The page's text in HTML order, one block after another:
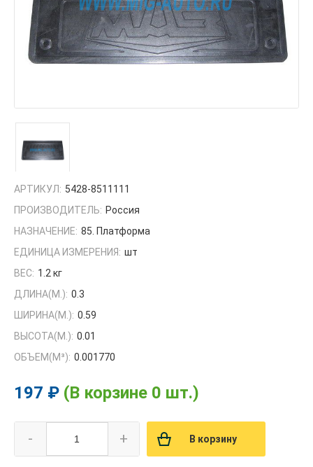
АРТИКУЛ: 5428-8511111
ПРОИЗВОДИТЕЛЬ: Россия
НАЗНАЧЕНИЕ: 85. Платформа
ЕДИНИЦА ИЗМЕРЕНИЯ: шт
ВЕС: 1.2 кг
ДЛИНА(М.): 0.3
ШИРИНА(М.): 0.59
ВЫСОТА(М.): 0.01
ОБЪЕМ(M³): 0.001770
197 ₽ (В корзине 0 шт.)
- + В корзину